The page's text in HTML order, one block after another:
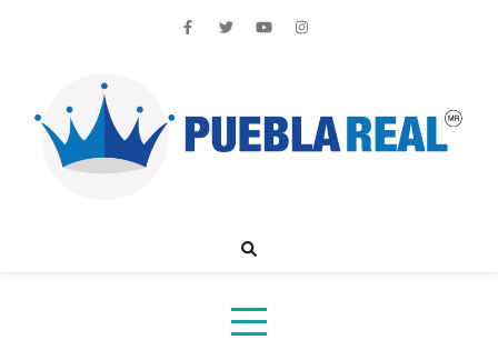
Noticias de actualidad de Puebla, México y el mundo